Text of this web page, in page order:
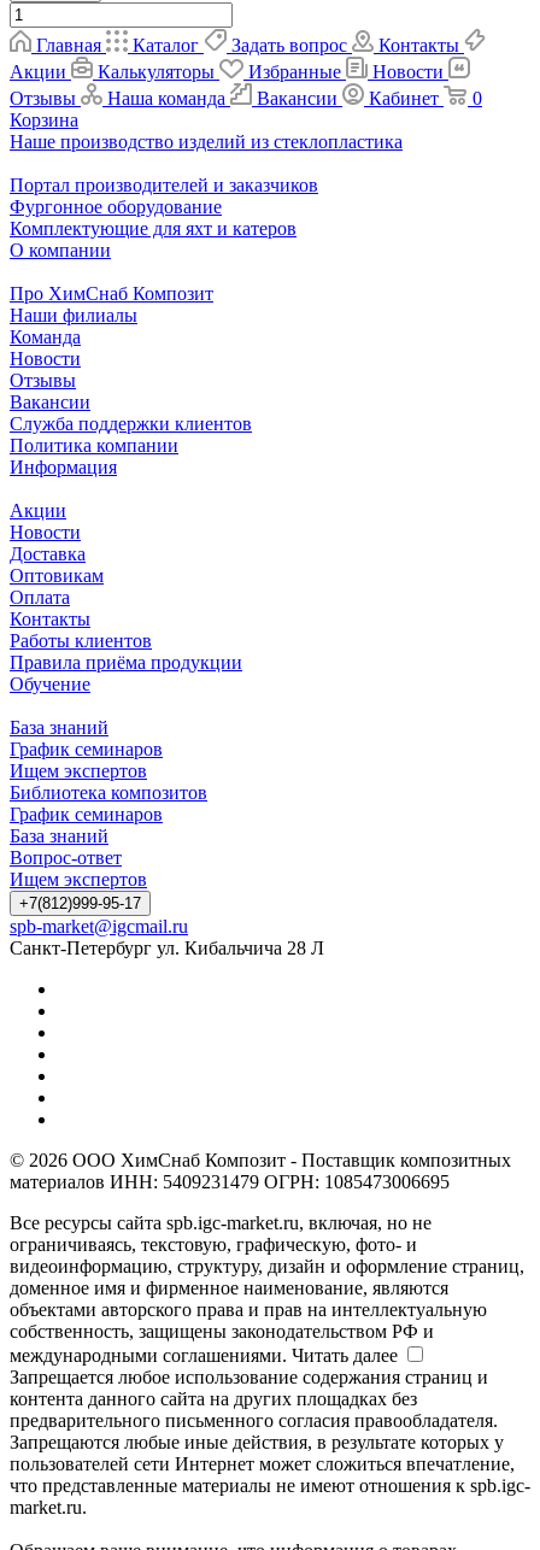
Главная Каталог Задать вопрос
Контакты
Акции
Калькуляторы Избранные
Новости
Отзывы
Наша команда Вакансии Кабинет
0
Корзина
Наше производство изделий из стеклопластика
Портал производителей и заказчиков
Фургонное оборудование
Комплектующие для яхт и катеров
О компании
Про ХимСнаб Композит
Наши филиалы
Команда
Новости
Отзывы
Вакансии
Служба поддержки клиентов
Политика компании
Информация
Акции
Новости
Доставка
Оптовикам
Оплата
Контакты
Работы клиентов
Правила приёма продукции
Обучение
База знаний
График семинаров
Ищем экспертов
Библиотека композитов
График семинаров
База знаний
Вопрос-ответ
Ищем экспертов
+7(812)999-95-17
spb-market@igcmail.ru
Санкт-Петербург ул. Кибальчича 28 Л
© 2026 ООО ХимСнаб Композит - Поставщик композитных
материалов ИНН: 5409231479 ОГРН: 1085473006695
Все ресурсы сайта spb.igc-market.ru, включая, но не
ограничиваясь, текстовую, графическую, фото- и
видеоинформацию, структуру, дизайн и оформление страниц,
доменное имя и фирменное наименование, являются
объектами авторского права и прав на интеллектуальную
собственность, защищены законодательством РФ и
международными соглашениями. Читать далее
Запрещается любое использование содержания страниц и
контента данного сайта на других площадках без
предварительного письменного согласия правообладателя.
Запрещаются любые иные действия, в результате которых у
пользователей сети Интернет может сложиться впечатление,
что представленные материалы не имеют отношения к spb.igc-
market.ru.